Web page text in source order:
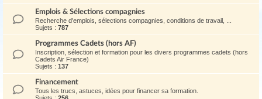
Emplois & Sélections compagnies
Recherche d'emplois, sélections compagnies, conditions de travail, ...
Sujets : 787
Programmes Cadets (hors AF)
Inscription, sélection et formation pour les divers programmes cadets (hors
Cadets Air France)
Sujets : 137
Financement
Tous les trucs, astuces, idées pour financer sa formation.